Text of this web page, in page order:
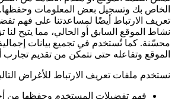
الخاص بك وتسجيل بعض المعلومات
تعريف الارتباط أيضًا لمساعدتنا على فهم
نشاط الموقع السابق أو الحالي، مما يتيح
محسّنة. كما تُستخدم في تجميع بيانات
الموقع وتفاعله حتى نتمكن من تقديم
نستخدم ملفات تعريف الارتباط للأغراض
فهم تفضيلات المستخدم وحفظها من